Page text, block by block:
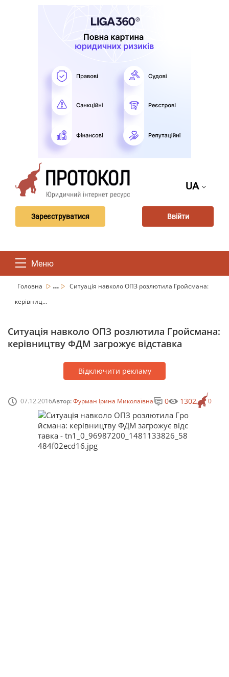
UA
Зареєструватися Ввійти
Меню
Головна ...
Ситуація навколо ОПЗ розлютила Гройсмана:
керівниц...
Ситуація навколо ОПЗ розлютила Гройсмана:
керівництву ФДМ загрожує відставка
Відключити рекламу
07.12.2016Автор:Фурман Ірина Миколаївна 0
0 1302